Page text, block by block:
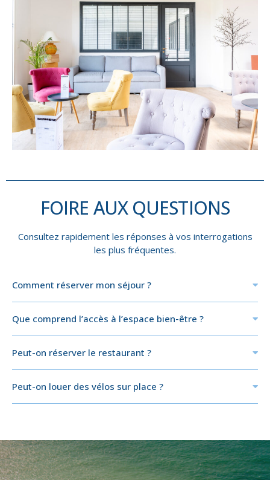
FOIRE AUX QUESTIONS
Consultez rapidement les réponses à vos interrogations
les plus fréquentes.
Comment réserver mon séjour ?
Que comprend l’accès à l’espace bien-être ?
Peut-on réserver le restaurant ?
Peut-on louer des vélos sur place ?